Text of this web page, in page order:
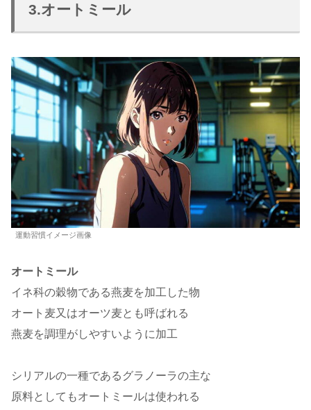
3.オートミール
運動習慣イメージ画像
オートミール
イネ科の穀物である燕麦を加工した物
オート麦又はオーツ麦とも呼ばれる
燕麦を調理がしやすいように加工
シリアルの一種であるグラノーラの主な
原料としてもオートミールは使われる